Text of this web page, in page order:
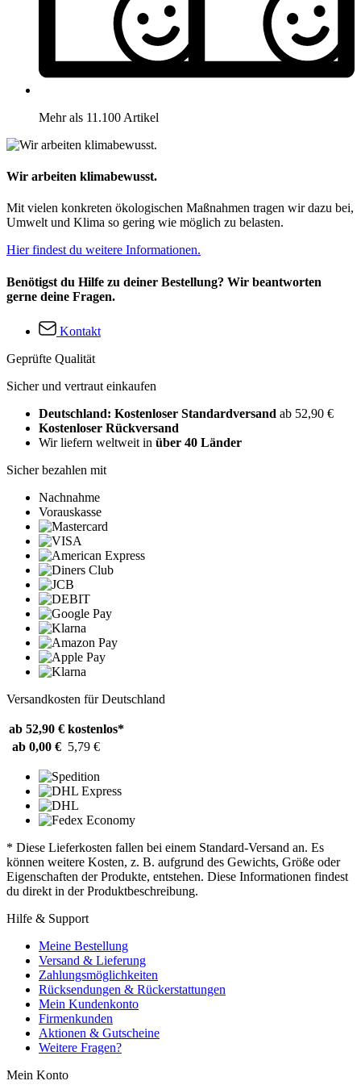
Mehr als 11.100 Artikel
Wir arbeiten klimabewusst.
Mit vielen konkreten ökologischen Maßnahmen tragen wir dazu bei,
Umwelt und Klima so gering wie möglich zu belasten.
Hier findest du weitere Informationen.
Benötigst du Hilfe zu deiner Bestellung? Wir beantworten
gerne deine Fragen.
Kontakt
Geprüfte Qualität
Sicher und vertraut einkaufen
Deutschland: Kostenloser Standardversand ab 52,90 €
Kostenloser Rückversand
Wir liefern weltweit in über 40 Länder
Sicher bezahlen mit
Nachnahme
Vorauskasse
Versandkosten für Deutschland
ab 52,90 € kostenlos*
ab 0,00 € 5,79 €
* Diese Lieferkosten fallen bei einem Standard-Versand an. Es
können weitere Kosten, z. B. aufgrund des Gewichts, Größe oder
Eigenschaften der Produkte, entstehen. Diese Informationen findest
du direkt in der Produktbeschreibung.
Hilfe & Support
Meine Bestellung
Versand & Lieferung
Zahlungsmöglichkeiten
Rücksendungen & Rückerstattungen
Mein Kundenkonto
Firmenkunden
Aktionen & Gutscheine
Weitere Fragen?
Mein Konto